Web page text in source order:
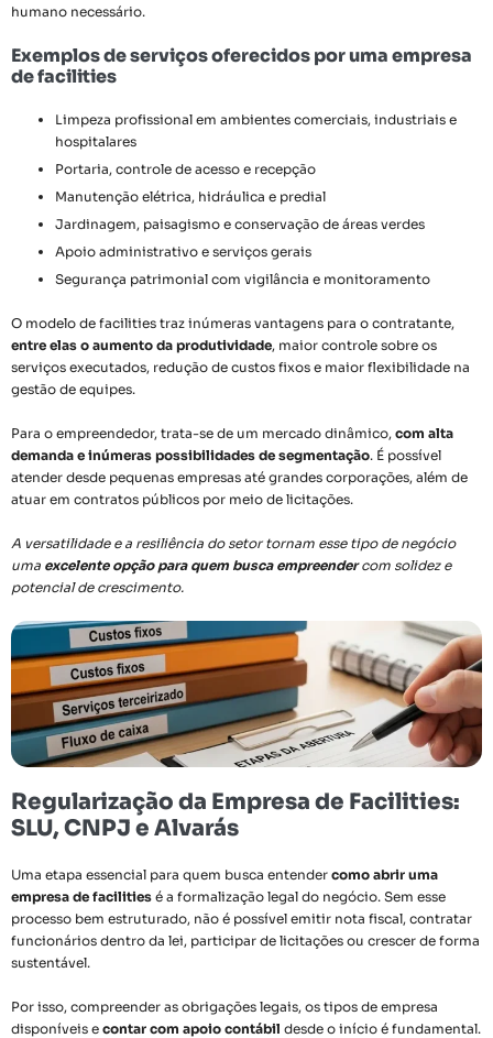
humano necessário.
Exemplos de serviços oferecidos por uma empresa
de facilities
Limpeza profissional em ambientes comerciais, industriais e
hospitalares
Portaria, controle de acesso e recepção
Manutenção elétrica, hidráulica e predial
Jardinagem, paisagismo e conservação de áreas verdes
Apoio administrativo e serviços gerais
Segurança patrimonial com vigilância e monitoramento
O modelo de facilities traz inúmeras vantagens para o contratante,
entre elas o aumento da produtividade, maior controle sobre os
serviços executados, redução de custos fixos e maior flexibilidade na
gestão de equipes.
Para o empreendedor, trata-se de um mercado dinâmico, com alta
demanda e inúmeras possibilidades de segmentação. É possível
atender desde pequenas empresas até grandes corporações, além de
atuar em contratos públicos por meio de licitações.
A versatilidade e a resiliência do setor tornam esse tipo de negócio
uma excelente opção para quem busca empreendercom solidez e
potencial de crescimento.
Regularização da Empresa de Facilities:
SLU, CNPJ e Alvarás
Uma etapa essencial para quem busca entender como abrir uma
empresa de facilities é a formalização legal do negócio. Sem esse
processo bem estruturado, não é possível emitir nota fiscal, contratar
funcionários dentro da lei, participar de licitações ou crescer de forma
sustentável.
Por isso, compreender as obrigações legais, os tipos de empresa
disponíveis e contar com apoio contábil desde o início é fundamental.